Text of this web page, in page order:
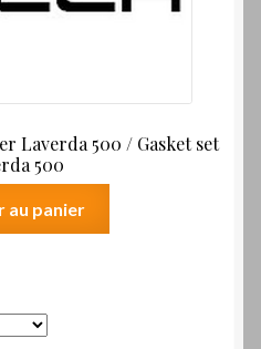
Laverda 500 / Gasket set
500
au panier